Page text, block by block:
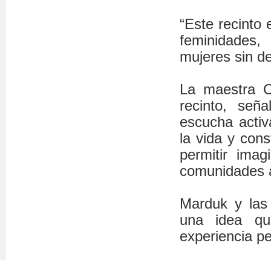
“Este recinto
mujeres sin
La maestra
recinto,
escucha
la vida y
permitir
comunidades
Marduk y
una idea
experiencia